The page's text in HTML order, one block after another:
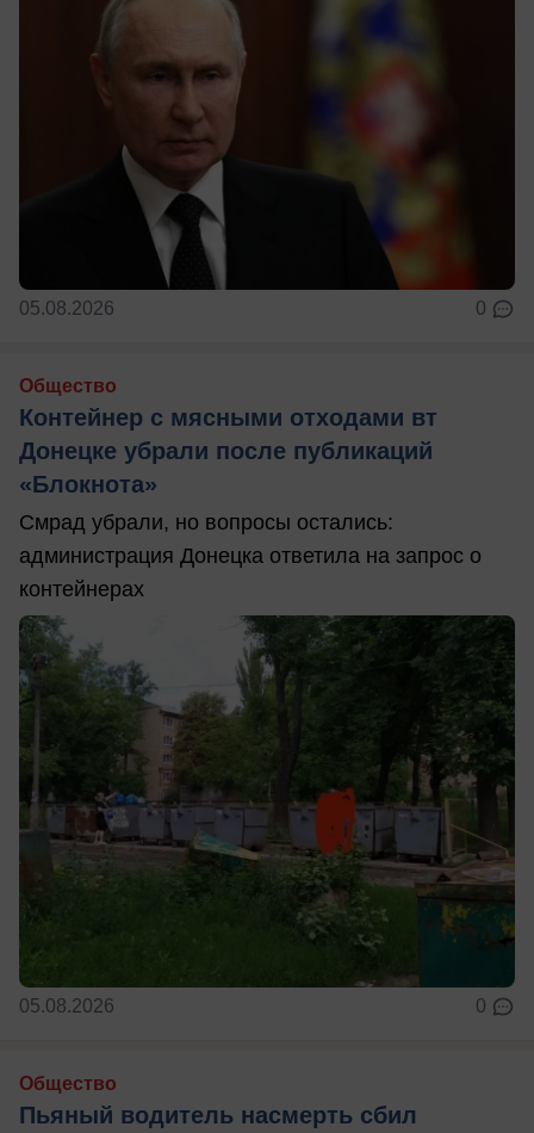
05.08.2026 0
Общество
Контейнер с мясными отходами вт
Донецке убрали после публикаций
«Блокнота»
Смрад убрали, но вопросы остались:
администрация Донецка ответила на запрос о
контейнерах
05.08.2026 0
Общество
Пьяный водитель насмерть сбил